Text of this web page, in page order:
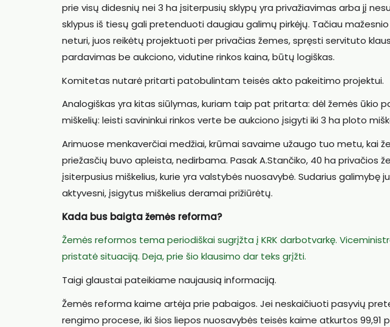
prie visų didesnių nei 3 ha įsiterpusių sklypų yra privažiavimas arba jį
sklypus iš tiesų gali pretenduoti daugiau galimų pirkėjų. Tačiau
neturi, juos reikėtų projektuoti per privačias žemes, spręsti servituto
pardavimas be aukciono, vidutine rinkos kaina, būtų logiškas.
Komitetas nutarė pritarti patobulintam teisės akto pakeitimo projektui.
Analogiškas yra kitas siūlymas, kuriam taip pat pritarta: dėl žemės ūkio
miškelių: leisti savininkui rinkos verte be aukciono įsigyti iki 3 ha ploto
Arimuose menkaverčiai medžiai, krūmai savaime užaugo tuo metu, kai
priežasčių buvo apleista, nedirbama. Pasak A.Stančiko, 40 ha privačios
įsiterpusius miškelius, kurie yra valstybės nuosavybė. Sudarius galimybę
aktyvesni, įsigytus miškelius deramai prižiūrėtų.
Kada bus baigta žemės reforma?
Žemės reformos tema periodiškai sugrįžta į KRK darbotvarkę.
pristatė situaciją. Deja, prie šio klausimo dar teks grįžti.
Taigi glaustai pateikiame naujausią informaciją.
Žemės reforma kaime artėja prie pabaigos. Jei neskaičiuoti pasyvių
rengimo procese, iki šios liepos nuosavybės teisės kaime atkurtos